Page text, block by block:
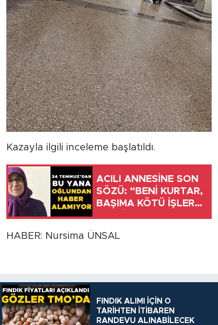
Kazayla ilgili inceleme başlatıldı.
ACILI ANNESİNE SON
SÖZÜ: “BENİ KURTAR,
BAŞIMA KÖTÜ İŞLER
HABER: Nursima ÜNSAL
FINDIK ALIMI İÇİN O
TARİHTEN İTİBAREN
RANDEVU ALINABİLECEK